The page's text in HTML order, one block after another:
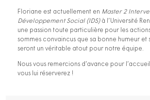
Floriane est actuellement en Master 2
Développement Social (IDS)à l’Université
une passion toute particulière pour les
sommes convaincus que sa bonne humeur et
seront un véritable atout pour notre équipe.
Nous vous remercions d’avance pour
vous lui réserverez !